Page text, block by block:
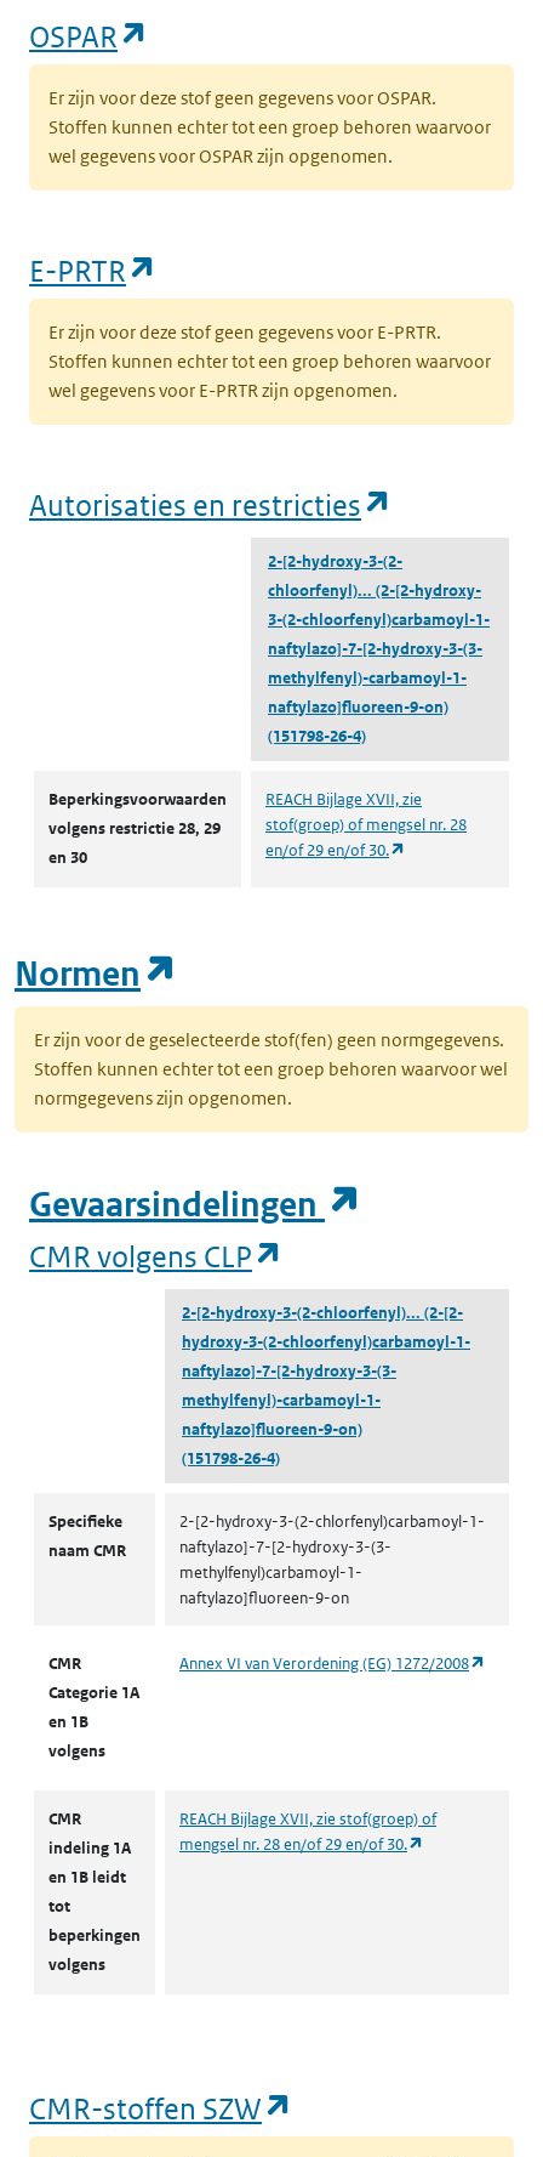
OSPAR
Er zijn voor deze stof geen gegevens voor OSPAR.
Stoffen kunnen echter tot een groep behoren waarvoor
wel gegevens voor OSPAR zijn opgenomen.
E-PRTR
Er zijn voor deze stof geen gegevens voor E-PRTR.
Stoffen kunnen echter tot een groep behoren waarvoor
wel gegevens voor E-PRTR zijn opgenomen.
Autorisaties en restricties
2-[2-hydroxy-3-(2-
chloorfenyl)... (2-[2-hydroxy-
3-(2-chloorfenyl)carbamoyl-1-
naftylazo]-7-[2-hydroxy-3-(3-
methylfenyl)-carbamoyl-1-
naftylazo]fluoreen-9-on)
(151798-26-4)
Beperkingsvoorwaarden
volgens restrictie 28, 29
en 30
REACH Bijlage XVII, zie
stof(groep) of mengsel nr. 28
en/of 29 en/of 30.
Normen
Er zijn voor de geselecteerde stof(fen) geen normgegevens.
Stoffen kunnen echter tot een groep behoren waarvoor wel
normgegevens zijn opgenomen.
Gevaarsindelingen
CMR volgens CLP
2-[2-hydroxy-3-(2-chloorfenyl)... (2-[2-
hydroxy-3-(2-chloorfenyl)carbamoyl-1-
naftylazo]-7-[2-hydroxy-3-(3-
methylfenyl)-carbamoyl-1-
naftylazo]fluoreen-9-on)
(151798-26-4)
Specifieke
naam CMR
2-[2-hydroxy-3-(2-chlorfenyl)carbamoyl-1-
naftylazo]-7-[2-hydroxy-3-(3-
methylfenyl)carbamoyl-1-
naftylazo]fluoreen-9-on
CMR
Categorie 1A
en 1B
volgens
Annex VI van Verordening (EG) 1272/2008
CMR
indeling 1A
en 1B leidt
tot
beperkingen
volgens
REACH Bijlage XVII, zie stof(groep) of
mengsel nr. 28 en/of 29 en/of 30.
CMR-stoffen SZW